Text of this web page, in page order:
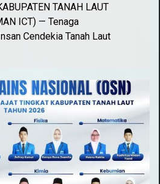
TANAH LAUT
ICT) — Tenaga
Cendekia Tanah Laut